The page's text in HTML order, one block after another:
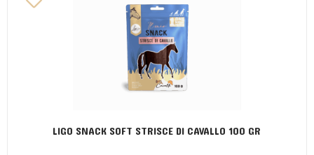
LIGO SNACK SOFT STRISCE DI CAVALLO 100 GR